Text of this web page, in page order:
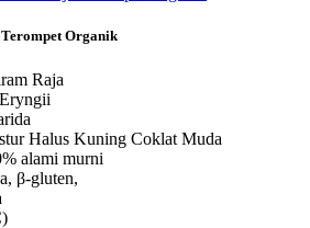
Organik
Raja
Halus Kuning Coklat Muda
alami murni
β-gluten,